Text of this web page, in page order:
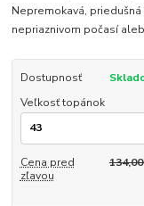
Nepremokavá, priedušná
nepriaznivom počasí
Dostupnosť
Veľkosť topánok
Cena pred
zľavou